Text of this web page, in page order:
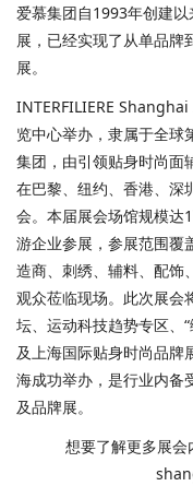
爱慕集团自1993年创建
展，已经实现了从单品牌
展。
INTERFILIERE
览中心举办，隶属于全球
集团，由引领贴身时尚面
在巴黎、纽约、香港、深
会。本届展会场馆规模达
游企业参展，参展范围覆
造商、刺绣、辅料、配饰
观众莅临现场。此次展会
坛、运动科技趋势专区、
及上海国际贴身时尚品牌
海成功举办，是行业内备
及品牌展。
想要了解更多展